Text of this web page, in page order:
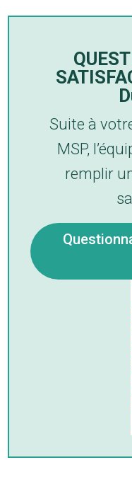
Suite à
MSP,
remplir